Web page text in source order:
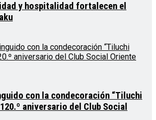
y hospitalidad fortalecen el
con la condecoración “Tiluchi
aniversario del Club Social